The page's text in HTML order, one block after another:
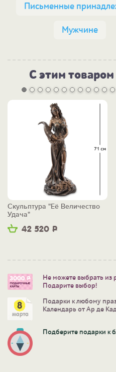
Письменные
Мужчине
С этим
42 520 Р
Скульптура "Её Величество
Удача"
Не можете выбрать из
Подарите выбор!
Подарки к любому
Календарь от Ар де
Подберите подарки к